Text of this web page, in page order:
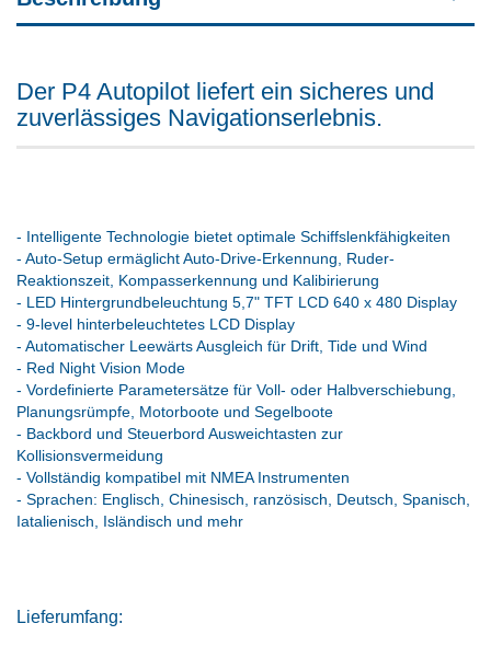
Der P4 Autopilot liefert ein sicheres und
zuverlässiges Navigationserlebnis.
- Intelligente Technologie bietet optimale Schiffslenkfähigkeiten
- Auto-Setup ermäglicht Auto-Drive-Erkennung, Ruder-
Reaktionszeit, Kompasserkennung und Kalibirierung
- LED Hintergrundbeleuchtung 5,7" TFT LCD 640 x 480 Display
- 9-level hinterbeleuchtetes LCD Display
- Automatischer Leewärts Ausgleich für Drift, Tide und Wind
- Red Night Vision Mode
- Vordefinierte Parametersätze für Voll- oder Halbverschiebung,
Planungsrümpfe, Motorboote und Segelboote
- Backbord und Steuerbord Ausweichtasten zur
Kollisionsvermeidung
- Vollständig kompatibel mit NMEA Instrumenten
- Sprachen: Englisch, Chinesisch, ranzösisch, Deutsch, Spanisch,
Iatalienisch, Isländisch und mehr
Lieferumfang: